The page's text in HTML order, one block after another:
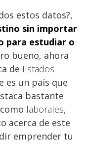
estos datos?,
sin importar
para estudiar o
bueno, ahora
de Estados
es un país que
bastante
laborales,
acerca de este
emprender tu